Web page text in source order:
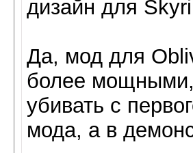
дизайн для
Да, мод для
более мощными,
убивать с
мода, а в